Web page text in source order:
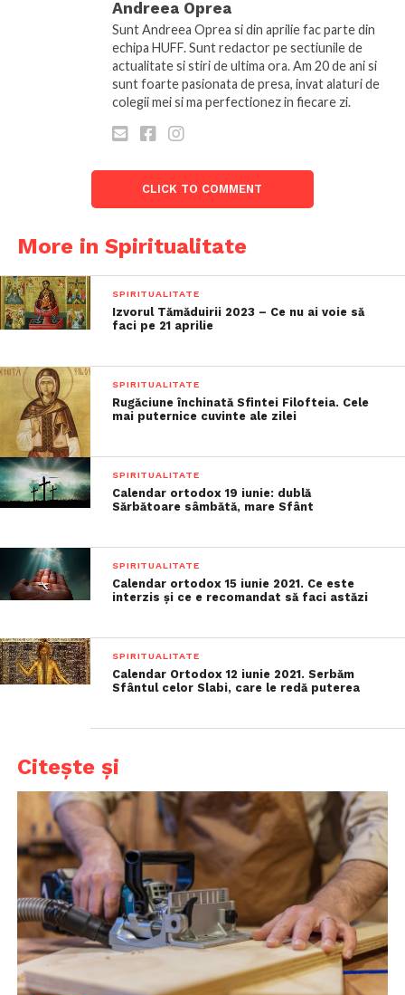
Andreea Oprea
Sunt Andreea Oprea si din aprilie fac parte din
echipa HUFF. Sunt redactor pe sectiunile de
actualitate si stiri de ultima ora. Am 20 de ani si
sunt foarte pasionata de presa, invat alaturi de
colegii mei si ma perfectionez in fiecare zi.
CLICK TO COMMENT
More in Spiritualitate
SPIRITUALITATE
Izvorul Tămăduirii 2023 – Ce nu ai voie să
faci pe 21 aprilie
SPIRITUALITATE
Rugăciune închinată Sfintei Filofteia. Cele
mai puternice cuvinte ale zilei
SPIRITUALITATE
Calendar ortodox 19 iunie: dublă
Sărbătoare sâmbătă, mare Sfânt
SPIRITUALITATE
Calendar ortodox 15 iunie 2021. Ce este
interzis și ce e recomandat să faci astăzi
SPIRITUALITATE
Calendar Ortodox 12 iunie 2021. Serbăm
Sfântul celor Slabi, care le redă puterea
Citește și